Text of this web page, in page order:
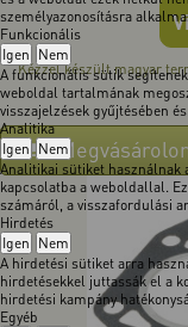
személyazonosításra
Funkcionális
Igen Nem
A funkcionális sütik
weboldal tartalmának
visszajelzések gyűjtésében
Analitika
Igen Nem
Analitikai sütiket használnak
kapcsolatba a weboldallal.
számáról, a visszafordulási
Hirdetés
Igen Nem
A hirdetési sütiket arra
hirdetésekkel juttassák el a
hirdetési kampány
Egyéb
Kézzel készült magyar